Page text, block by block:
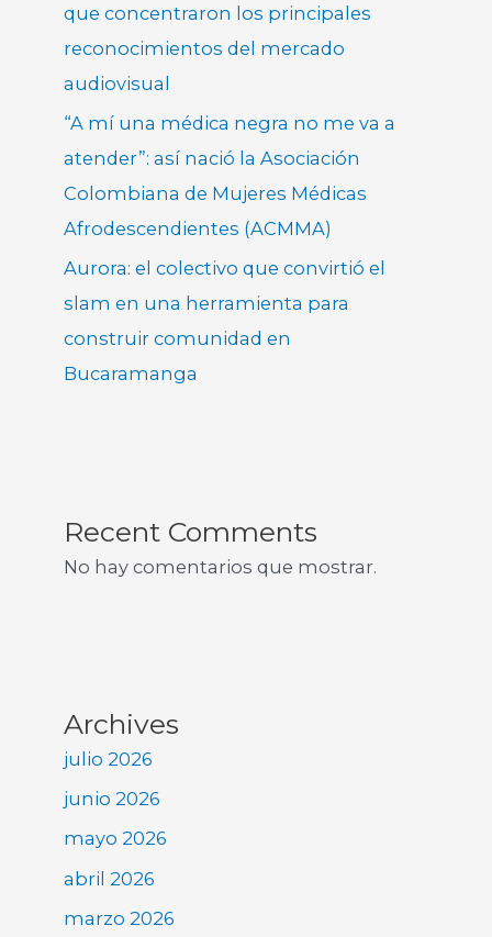
que concentraron los principales
reconocimientos del mercado
audiovisual
“A mí una médica negra no me va a
atender”: así nació la Asociación
Colombiana de Mujeres Médicas
Afrodescendientes (ACMMA)
Aurora: el colectivo que convirtió el
slam en una herramienta para
construir comunidad en
Bucaramanga
Recent Comments
No hay comentarios que mostrar.
Archives
julio 2026
junio 2026
mayo 2026
abril 2026
marzo 2026